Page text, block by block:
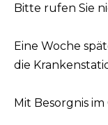
Bitte rufen Sie
Eine Woche
die
Mit Besorgnis im